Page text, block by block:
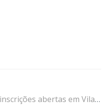
abertas em Vila Viçosa